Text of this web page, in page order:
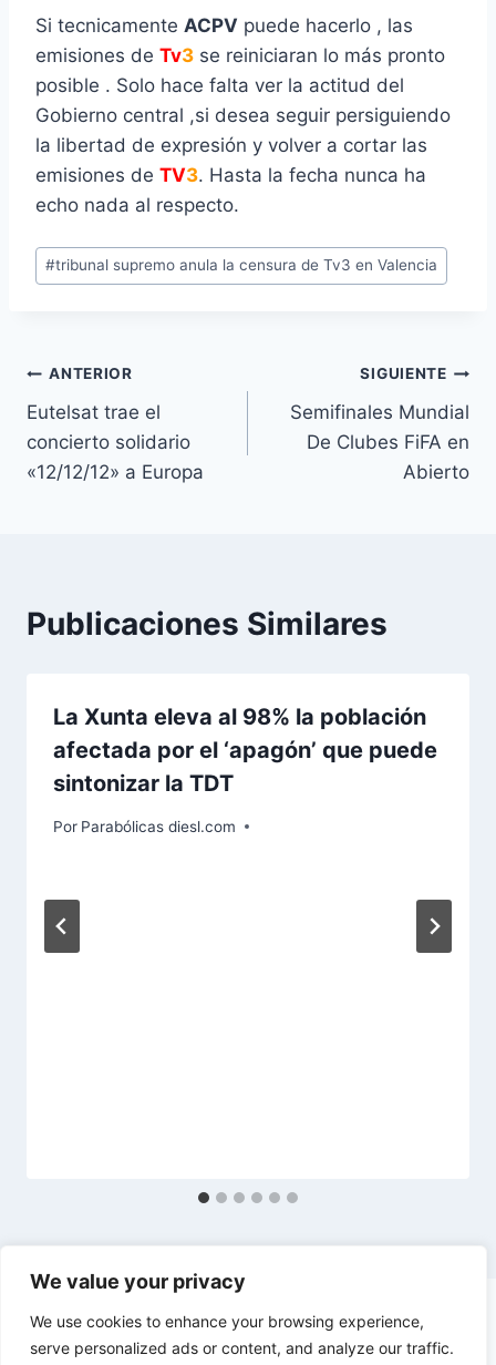
We value your privacy
We use cookies to enhance your browsing experience,
serve personalized ads or content, and analyze our traffic.
Si tecnicamente ACPV puede hacerlo , las
emisiones de Tv3 se reiniciaran lo más pronto
posible . Solo hace falta ver la actitud del
Gobierno central ,si desea seguir persiguiendo
la libertad de expresión y volver a cortar las
emisiones de TV3. Hasta la fecha nunca ha
echo nada al respecto.
Etiquetas
de
#tribunal supremo anula la censura de Tv3 en Valencia
Navegación
de
entradas
ANTERIOR
Eutelsat trae el
concierto solidario
«12/12/12» a Europa
SIGUIENTE
Semifinales Mundial
De Clubes FiFA en
Abierto
Publicaciones Similares
La Xunta eleva al 98% la población
afectada por el ‘apagón’ que puede
sintonizar la TDT
Por Parabólicas diesl.com